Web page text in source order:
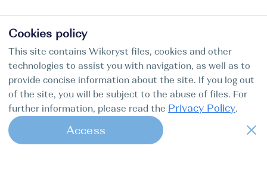
Cookies policy
This site contains Wikoryst files, cookies and other
technologies to assist you with navigation, as well as to
provide concise information about the site. If you log out
of the site, you will be subject to the abuse of files. For
further information, please read the Privacy Policy.
Access